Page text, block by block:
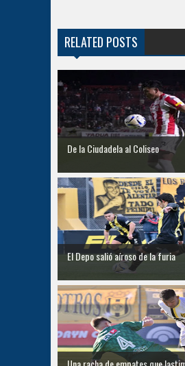
RELATED POSTS
De la Ciudadela al Coliseo
El Depo salió aíroso de la furia